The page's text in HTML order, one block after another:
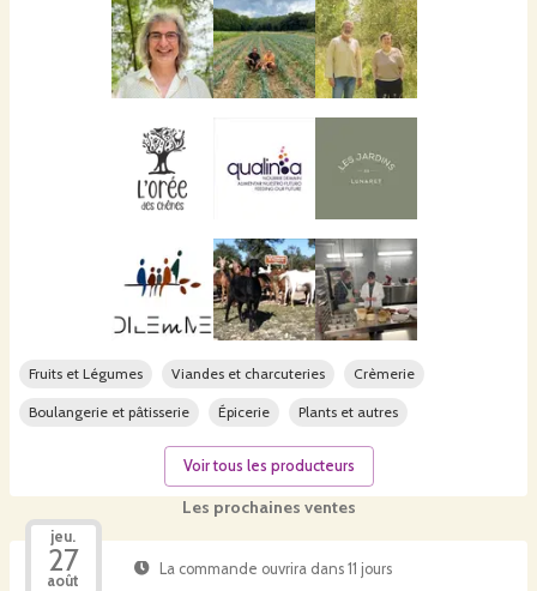
Les prochaines ventes
jeu.
27
août
La commande ouvrira dans 11 jours
Fruits et Légumes Viandes et charcuteries Crèmerie
Boulangerie et pâtisserie Épicerie Plants et autres
Voir tous les producteurs